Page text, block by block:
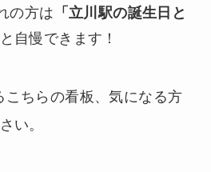
の方は 「立川駅の誕生日と
と自慢できます！
こちらの看板、気になる方
い。